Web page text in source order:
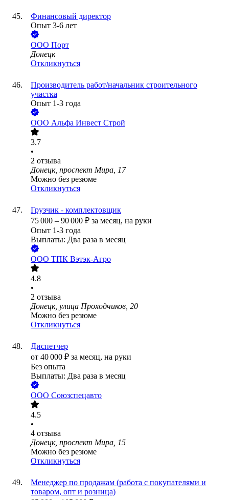
Финансовый директор
Опыт 3-6 лет
ООО Порт
Донецк
Откликнуться
Производитель работ/начальник строительного
участка
Опыт 1-3 года
ООО Альфа Инвест Строй
3.7
•
2 отзыва
Донецк, проспект Мира, 17
Можно без резюме
Откликнуться
Грузчик - комплектовщик
75 000 – 90 000 ₽ за месяц, на руки
Опыт 1-3 года
Выплаты: Два раза в месяц
ООО ТПК Вэтэк-Агро
4.8
•
2 отзыва
Донецк, улица Проходчиков, 20
Можно без резюме
Откликнуться
Диспетчер
от 40 000 ₽ за месяц, на руки
Без опыта
Выплаты: Два раза в месяц
ООО Союзспецавто
4.5
•
4 отзыва
Донецк, проспект Мира, 15
Можно без резюме
Откликнуться
Менеджер по продажам (работа с покупателями и
товаром, опт и розница)